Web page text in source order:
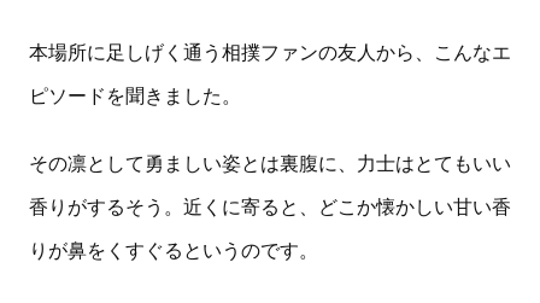
本場所に足しげく通う相撲ファンの友人から、こんなエ
ピソードを聞きました。
その凛として勇ましい姿とは裏腹に、力士はとてもいい
香りがするそう。近くに寄ると、どこか懐かしい甘い香
りが鼻をくすぐるというのです。